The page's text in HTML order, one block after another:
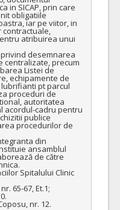
in SICAP, prin care
obligatiile
iar pe viitor, in
atribuirea unui
privind desemnarea
centralizate, precum
Listei de
echipamente de
pt parcul
proceduri de
autoritatea
acordul-cadru pentru
publice
procedurilor de
din
ansamblul
de către
Spitalului Clinic
65-67, Et.1;
nr. 12.